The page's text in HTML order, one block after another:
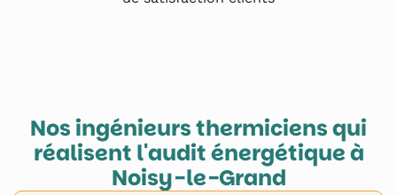
Nos ingénieurs thermiciens qui
réalisent l'audit énergétique à
Noisy-le-Grand